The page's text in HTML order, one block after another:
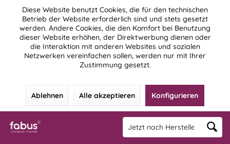
Diese Website benutzt Cookies, die für den technischen
Betrieb der Website erforderlich sind und stets gesetzt
werden. Andere Cookies, die den Komfort bei Benutzung
dieser Website erhöhen, der Direktwerbung dienen oder
die Interaktion mit anderen Websites und sozialen
Netzwerken vereinfachen sollen, werden nur mit Ihrer
Zustimmung gesetzt.
Ablehnen Alle akzeptieren Konfigurieren